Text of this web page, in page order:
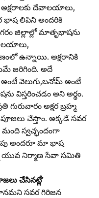
అక్షరాలకు దేవాలయాలు,
భాష లిపిని అందరికి
జిల్లాల్లో మాతృభాషను
ఆలయాలు,
ఉన్నాయి. అక్షరానికి
జరిగింది. అదే
వెలుగు,బనోమ్‌ అంటే
విస్తరించడం అని అర్థం.
అక్షర బ్రహ్మ
చేస్తాం. అక్కడే సవర
స్వచ్ఛందంగా
అందరూ మా భాష
యువ నిర్మాణ సేవా సమితి
చేసినట్లే’
సవర గిరిజన